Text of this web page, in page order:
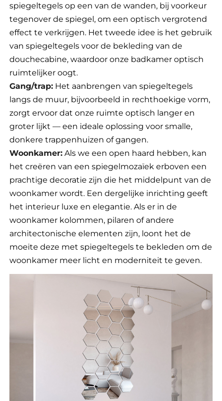
spiegeltegels op een van de wanden, bij voorkeur
tegenover de spiegel, om een optisch vergrotend
effect te verkrijgen. Het tweede idee is het gebruik
van spiegeltegels voor de bekleding van de
douchecabine, waardoor onze badkamer optisch
ruimtelijker oogt.
Gang/trap: Het aanbrengen van spiegeltegels
langs de muur, bijvoorbeeld in rechthoekige vorm,
zorgt ervoor dat onze ruimte optisch langer en
groter lijkt — een ideale oplossing voor smalle,
donkere trappenhuizen of gangen.
Woonkamer: Als we een open haard hebben, kan
het creëren van een spiegelmozaïek erboven een
prachtige decoratie zijn die het middelpunt van de
woonkamer wordt. Een dergelijke inrichting geeft
het interieur luxe en elegantie. Als er in de
woonkamer kolommen, pilaren of andere
architectonische elementen zijn, loont het de
moeite deze met spiegeltegels te bekleden om de
woonkamer meer licht en moderniteit te geven.